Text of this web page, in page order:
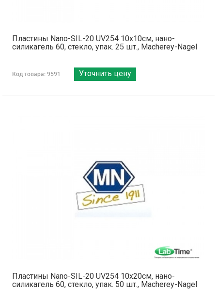
Пластины Nano-SIL-20 UV254 10x10см, нано-
силикагель 60, стекло, упак. 25 шт., Macherey-Nagel
Код товара: 9591 Уточнить цену
Пластины Nano-SIL-20 UV254 10x20см, нано-
силикагель 60, стекло, упак. 50 шт., Macherey-Nagel